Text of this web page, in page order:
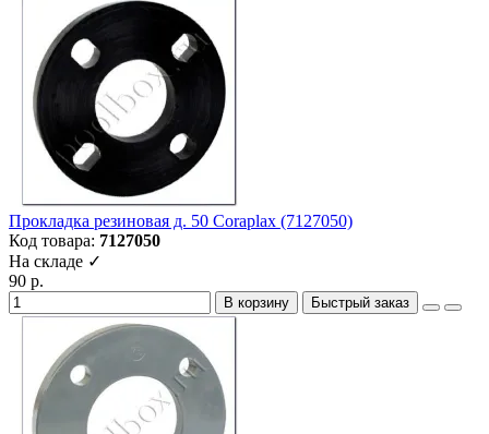
Прокладка резиновая д. 50 Coraplax (7127050)
Код товара: 7127050
На складе ✓
90 р.
В корзину Быстрый заказ